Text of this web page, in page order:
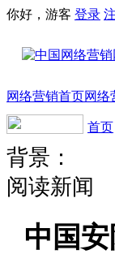
你好，游客 登录
网络营销首页网络
首页
背景：
阅读新闻
中国